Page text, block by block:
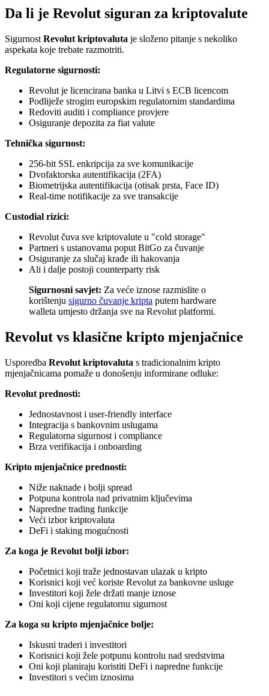
Da li je Revolut siguran za kriptovalute
Sigurnost Revolut kriptovaluta je složeno pitanje s nekoliko
aspekata koje trebate razmotriti.
Regulatorne sigurnosti:
Revolut je licencirana banka u Litvi s ECB licencom
Podliježe strogim europskim regulatornim standardima
Redoviti auditi i compliance provjere
Osiguranje depozita za fiat valute
Tehnička sigurnost:
256-bit SSL enkripcija za sve komunikacije
Dvofaktorska autentifikacija (2FA)
Biometrijska autentifikacija (otisak prsta, Face ID)
Real-time notifikacije za sve transakcije
Custodial rizici:
Revolut čuva sve kriptovalute u "cold storage"
Partneri s ustanovama poput BitGo za čuvanje
Osiguranje za slučaj krađe ili hakovanja
Ali i dalje postoji counterparty risk
Sigurnosni savjet: Za veće iznose razmislite o
korištenju sigurno čuvanje kripta putem hardware
walleta umjesto držanja sve na Revolut platformi.
Revolut vs klasične kripto mjenjačnice
Usporedba Revolut kriptovaluta s tradicionalnim kripto
mjenjačnicama pomaže u donošenju informirane odluke:
Revolut prednosti:
Jednostavnost i user-friendly interface
Integracija s bankovnim uslugama
Regulatorna sigurnost i compliance
Brza verifikacija i onboarding
Kripto mjenjačnice prednosti:
Niže naknade i bolji spread
Potpuna kontrola nad privatnim ključevima
Napredne trading funkcije
Veći izbor kriptovaluta
DeFi i staking mogućnosti
Za koga je Revolut bolji izbor:
Početnici koji traže jednostavan ulazak u kripto
Korisnici koji već koriste Revolut za bankovne usluge
Investitori koji žele držati manje iznose
Oni koji cijene regulatornu sigurnost
Za koga su kripto mjenjačnice bolje:
Iskusni traderi i investitori
Korisnici koji žele potpunu kontrolu nad sredstvima
Oni koji planiraju koristiti DeFi i napredne funkcije
Investitori s većim iznosima